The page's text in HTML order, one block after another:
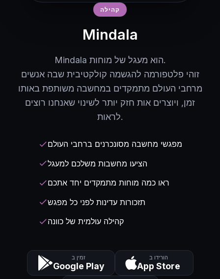
קהילה
Mindala
Mindala הוא מעגל של מוחות.
זוהי פלטפורמה להגשמה קולקטיבית שבה אנשים
מרחבי העולם מתמקדים במחשבה משותפת באותו
זמן, ויוצרים אות חזק יותר לשינוי שאנחנו רוצים
לראות.
checkמפגשי מחשבה מסונכרנים ברחבי העולם
checkהציעו מחשבות משלכם למעגל
checkראו כמה מוחות מתמקדים יחד אתכם
checkתזכורות עדינות לפני כל מפגש
checkקהילה עולמית של כוונה
זמין ב
Google Play
הורידו ב
App Store